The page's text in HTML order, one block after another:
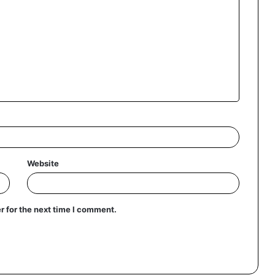
Website
for the next time I comment.